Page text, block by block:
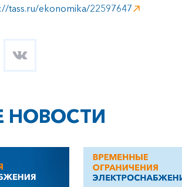
клиентам
tass.ru/ekonomika/22597647
НОВОСТИ